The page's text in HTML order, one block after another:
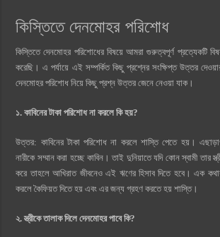
কিস্তিতে দেনমোহর পরিশোধ
কিস্তিতে দেনমোহর পরিশোধের বিষয়ে আমরা গুরুত্বপূর্ণ প্রত্যেকটি
করেছি। এ পর্যায়ে এই সম্পর্কিত কিছু প্রশ্নের সংক্ষিপ্ত উত্তর
দেনমোহর পরিশোধ নিয়ে কিছু প্রশ্ন উত্তর জেনে নেওয়া যাক।
১. কাবিনের টাকা পরিশোধ না করলে কি হয়?
উত্তর: কাবিনের টাকা পরিশোধ না করলে শাস্তি পেতে হয়।
নারীকে সম্মান করা হচ্ছে কাবিন। তাই দুনিয়াতে যদি কোন স্বামী তার
করে তাহলে আখিরাত জীবনেও এই ঋণের হিসাব দিতে হবে। এক
করলে কৈফিয়ত দিতে হয় এবং এর জন্য গ্রহণ করতে হয় শাস্তি।
২. স্ত্রীকে তালাক দিলে দেনমোহর পাবে কি?